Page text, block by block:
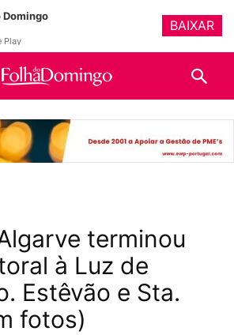
terminou
à Luz de
Estêvão e Sta.
fotos)
Domingo
Play
BAIXAR